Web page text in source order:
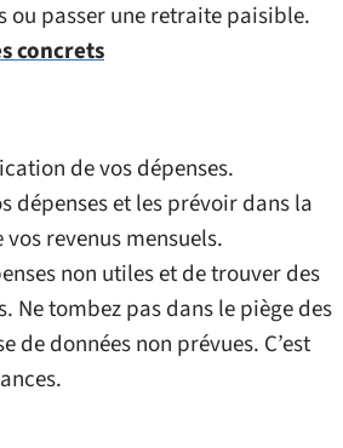
ou passer une retraite paisible.
concrets
de vos dépenses.
dépenses et les prévoir dans la
revenus mensuels.
non utiles et de trouver des
Ne tombez pas dans le piège des
de données non prévues. C’est